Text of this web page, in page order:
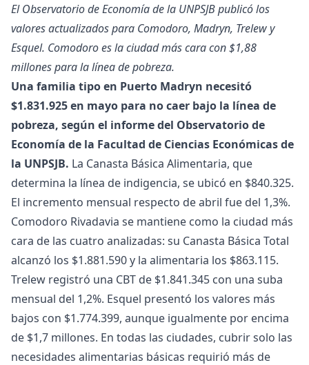
El Observatorio de Economía de la UNPSJB publicó los
valores actualizados para Comodoro, Madryn, Trelew y
Esquel. Comodoro es la ciudad más cara con $1,88
millones para la línea de pobreza.
Una familia tipo en Puerto Madryn necesitó
$1.831.925 en mayo para no caer bajo la línea de
pobreza, según el informe del Observatorio de
Economía de la Facultad de Ciencias Económicas de
la UNPSJB. La Canasta Básica Alimentaria, que
determina la línea de indigencia, se ubicó en $840.325.
El incremento mensual respecto de abril fue del 1,3%.
Comodoro Rivadavia se mantiene como la ciudad más
cara de las cuatro analizadas: su Canasta Básica Total
alcanzó los $1.881.590 y la alimentaria los $863.115.
Trelew registró una CBT de $1.841.345 con una suba
mensual del 1,2%. Esquel presentó los valores más
bajos con $1.774.399, aunque igualmente por encima
de $1,7 millones. En todas las ciudades, cubrir solo las
necesidades alimentarias básicas requirió más de